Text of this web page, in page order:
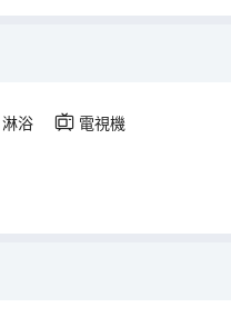
淋浴 電視機